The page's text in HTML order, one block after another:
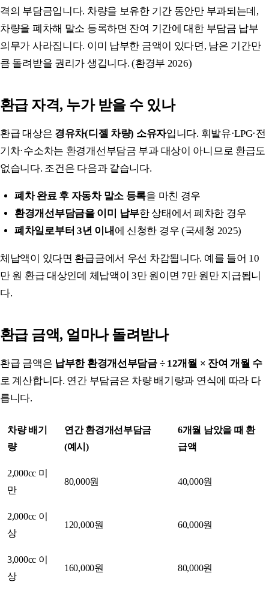
격의 부담금입니다. 차량을 보유한 기간 동안만 부과되는데,
차량을 폐차해 말소 등록하면 잔여 기간에 대한 부담금 납부
의무가 사라집니다. 이미 납부한 금액이 있다면, 남은 기간만
큼 돌려받을 권리가 생깁니다. (환경부 2026)
환급 자격, 누가 받을 수 있나
환급 대상은 경유차(디젤 차량) 소유자입니다. 휘발유·LPG·전
기차·수소차는 환경개선부담금 부과 대상이 아니므로 환급도
없습니다. 조건은 다음과 같습니다.
폐차 완료 후 자동차 말소 등록을 마친 경우
환경개선부담금을 이미 납부한 상태에서 폐차한 경우
폐차일로부터 3년 이내 에 신청한 경우 (국세청 2025)
체납액이 있다면 환급금에서 우선 차감됩니다. 예를 들어 10
만 원 환급 대상인데 체납액이 3만 원이면 7만 원만 지급됩니
다.
환급 금액, 얼마나 돌려받나
환급 금액은 납부한 환경개선부담금 ÷ 12개월 × 잔여 개월 수
로 계산합니다. 연간 부담금은 차량 배기량과 연식에 따라 다
릅니다.
차량 배기
량
연간 환경개선부담금
(예시)
6개월 남았을 때 환
급액
2,000cc 미
만
80,000원 40,000원
2,000cc 이
상
120,000원 60,000원
3,000cc 이
상
160,000원 80,000원